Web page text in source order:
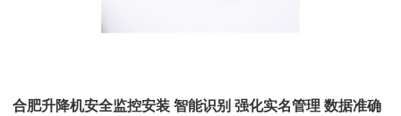
合肥升降机安全监控安装 智能识别 强化实名管理 数据准确